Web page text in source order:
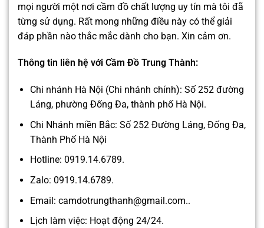
mọi người một nơi cầm đồ chất lượng uy tín mà tôi đã
từng sử dụng. Rất mong những điều này có thể giải
đáp phần nào thắc mắc dành cho bạn. Xin cảm ơn.
Thông tin liên hệ với Cầm Đồ Trung Thành:
Chi nhánh Hà Nội (Chi nhánh chính): Số 252 đường
Láng, phường Đống Đa, thành phố Hà Nội.
Chi Nhánh miền Bắc: Số 252 Đường Láng, Đống Đa,
Thành Phố Hà Nội
Hotline: 0919.14.6789.
Zalo: 0919.14.6789.
Email: camdotrungthanh@gmail.com..
Lịch làm việc: Hoạt động 24/24.